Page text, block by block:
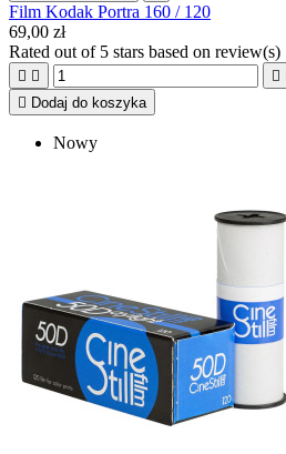
Film Kodak Portra 160 / 120
69,00 zł
Rated out of 5 stars based on review(s)
  
 Dodaj do koszyka
Nowy